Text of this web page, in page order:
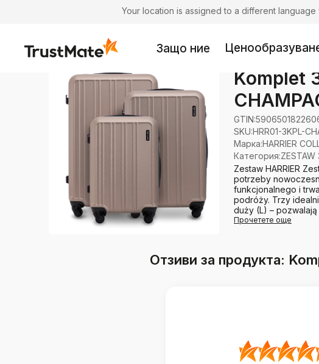
Your location is assigned to a different
Защо ние
Komplet
GTIN:
SKU:HRR01-3KPL-
Марка:HARRIER
Категория:ZESTAW
Zestaw HARRIER
potrzeby
funkcjonalnego i
podróży. Trzy
duży (L) – pozwalają
Прочетете още
Отзиви за продукта: